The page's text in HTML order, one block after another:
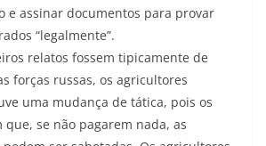
e assinar documentos para provar
“legalmente”.
relatos fossem tipicamente de
forças russas, os agricultores
uma mudança de tática, pois os
que, se não pagarem nada, as